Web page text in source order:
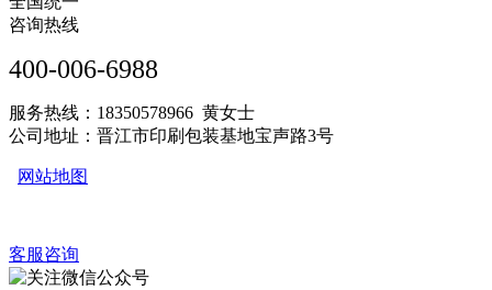
咨询热线
400-006-6988
服务热线：18350578966 黄女士
公司地址：晋江市印刷包装基地宝声路3号
网站地图
客服咨询